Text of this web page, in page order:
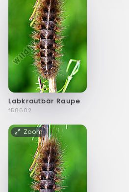
Labkrautbär Raupe
f58602
Zoom